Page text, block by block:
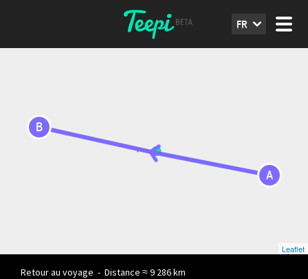
FR
A
B
Leaflet
Retour au voyage - Distance ≈ 9 286 km